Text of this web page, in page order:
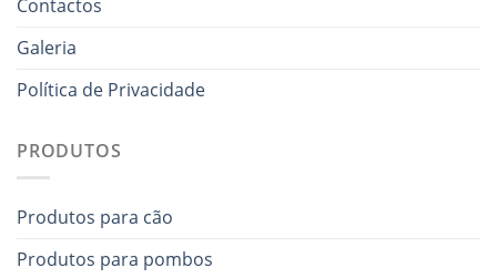
Contactos
Galeria
Política de Privacidade
PRODUTOS
Produtos para cão
Produtos para pombos